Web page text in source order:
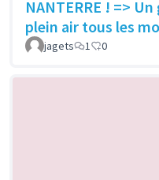
NANTERRE ! =>
plein air tous les
jagets 1 0